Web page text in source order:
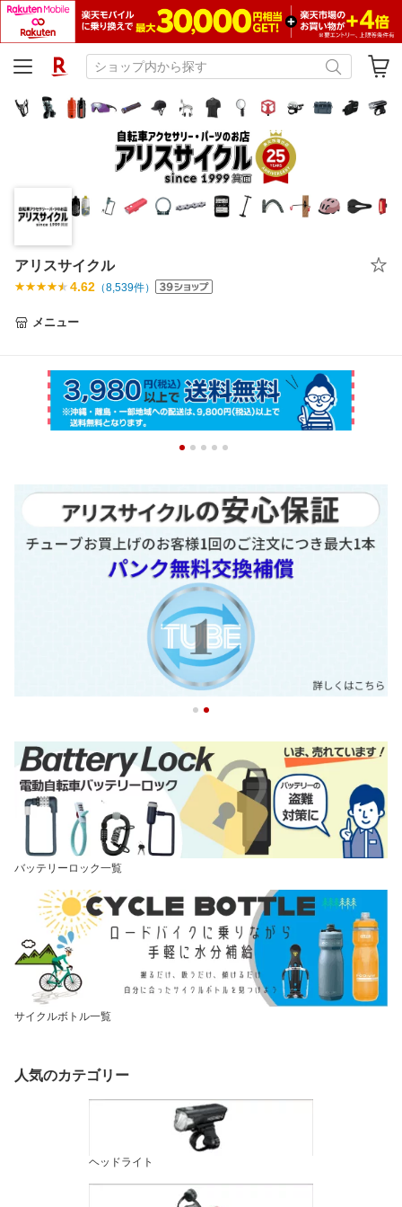
アリスサイクル
4.62 （8,539件）
メニュー
バッテリーロック一覧
サイクルボトル一覧
人気のカテゴリー
ヘッドライト